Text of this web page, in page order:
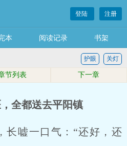
登陆 注册
本 阅读记录 书架
关灯
护眼
节列表 下一章
全都送去平阳镇
嘘一口气：“还好，还